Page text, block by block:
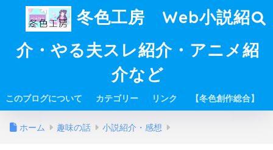
冬色工房 Web小説紹
介・やる夫スレ紹介・アニメ紹
介など
このブログについて カテゴリー リンク 【冬色創作総合】
ホーム 趣味の話 小説紹介・感想